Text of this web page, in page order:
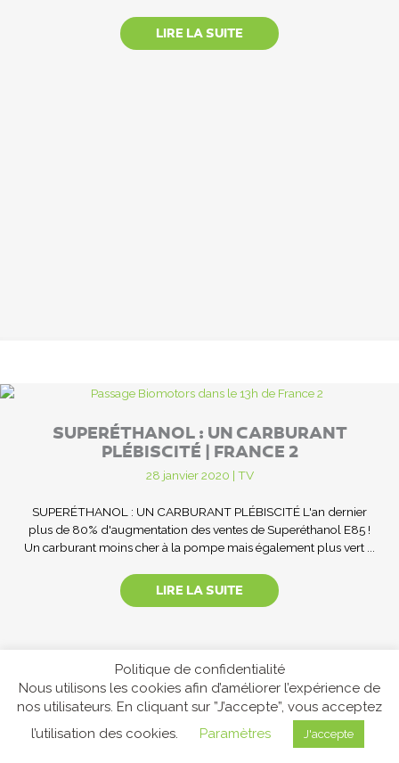
LIRE LA SUITE
SUPERÉTHANOL : UN CARBURANT
PLÉBISCITÉ | FRANCE 2
28 janvier 2020 | TV
SUPERÉTHANOL : UN CARBURANT PLÉBISCITÉ L'an dernier
plus de 80% d'augmentation des ventes de Superéthanol E85 !
Un carburant moins cher à la pompe mais également plus vert ...
LIRE LA SUITE
Politique de confidentialité
Nous utilisons les cookies afin d’améliorer l’expérience de
nos utilisateurs. En cliquant sur ”J’accepte”, vous acceptez
l’utilisation des cookies.
Paramètres J'accepte